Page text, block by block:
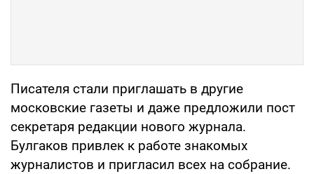
Писателя стали приглашать в другие
московские газеты и даже предложили пост
секретаря редакции нового журнала.
Булгаков привлек к работе знакомых
журналистов и пригласил всех на собрание.